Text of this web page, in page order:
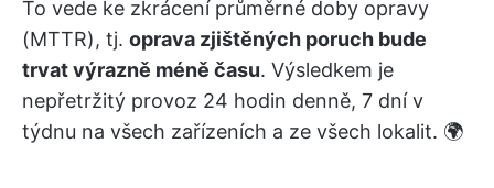
To vede ke zkrácení průměrné doby opravy
(MTTR), tj. oprava zjištěných poruch bude
trvat výrazně méně času. Výsledkem je
nepřetržitý provoz 24 hodin denně, 7 dní v
týdnu na všech zařízeních a ze všech lokalit. 🌍